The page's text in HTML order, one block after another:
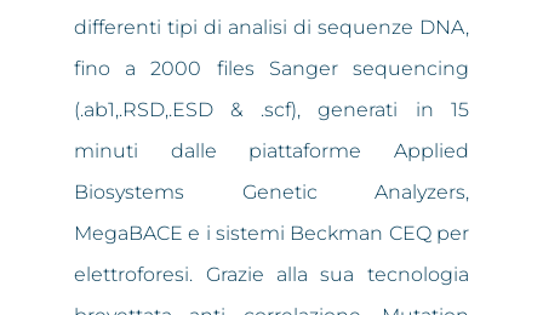
differenti tipi di analisi di sequenze DNA,
fino a 2000 files Sanger sequencing
(.ab1,.RSD,.ESD & .scf), generati in 15
minuti dalle piattaforme Applied
Biosystems Genetic Analyzers,
MegaBACE e i sistemi Beckman CEQ per
elettroforesi. Grazie alla sua tecnologia